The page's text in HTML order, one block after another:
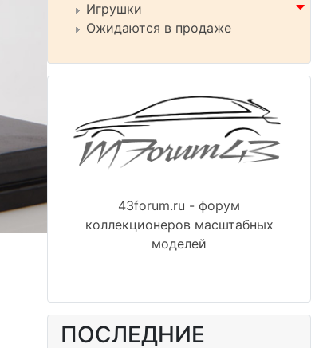
Игрушки
Ожидаются в продаже
43forum.ru - форум
коллекционеров масштабных
моделей
ПОСЛЕДНИЕ